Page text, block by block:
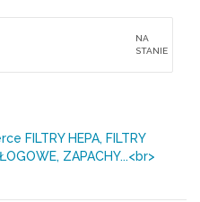
NA
STANIE
FILTRY HEPA, FILTRY
ZAPACHY...<br>